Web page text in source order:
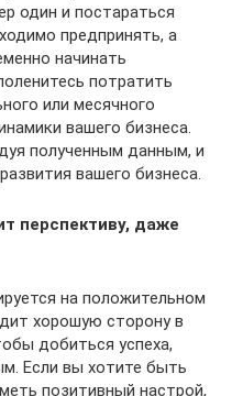
один и постараться
предпринять, а
начинать
потратить
или месячного
вашего бизнеса.
полученным данным, и
вашего бизнеса.
перспективу, даже
на положительном
хорошую сторону в
добиться успеха,
Если вы хотите быть
позитивный настрой,